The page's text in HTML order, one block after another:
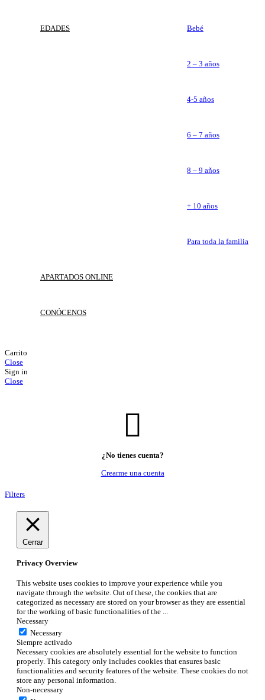
EDADES Bebé
2 – 3 años
4-5 años
6 – 7 años
8 – 9 años
+ 10 años
Para toda la familia
APARTADOS ONLINE
CONÓCENOS
Carrito
Close
Sign in
Close
¿No tienes cuenta?
Crearme una cuenta
Filters
Cerrar
Privacy Overview
This website uses cookies to improve your experience while you
navigate through the website. Out of these, the cookies that are
categorized as necessary are stored on your browser as they are essential
for the working of basic functionalities of the ...
Necessary
Necessary
Siempre activado
Necessary cookies are absolutely essential for the website to function
properly. This category only includes cookies that ensures basic
functionalities and security features of the website. These cookies do not
store any personal information.
Non-necessary